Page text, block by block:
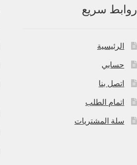
روابط سريع
الرئيسية
حسابي
اتصل بنا
اتمام الطلب
سلة المشتريات